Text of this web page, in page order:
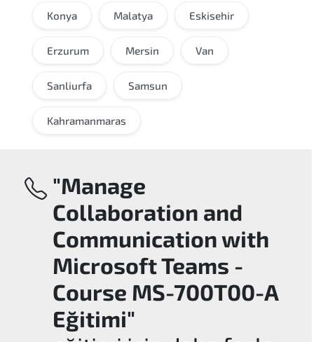
Konya Malatya Eskisehir
Erzurum Mersin Van
Sanliurfa Samsun
Kahramanmaras
"Manage
Collaboration and
Communication with
Microsoft Teams -
Course MS-700T00-A
Eğitimi"